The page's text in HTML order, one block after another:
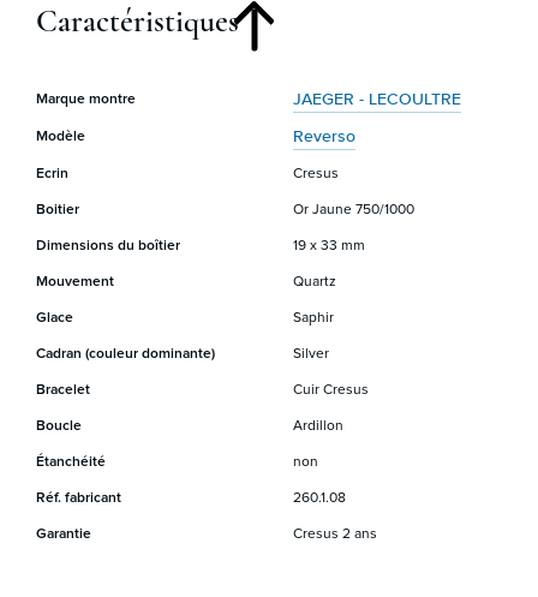
Caractéristiques
Marque montre JAEGER - LECOULTRE
Modèle Reverso
Ecrin Cresus
Boitier Or Jaune 750/1000
Dimensions du boîtier 19 x 33 mm
Mouvement Quartz
Glace Saphir
Cadran (couleur dominante) Silver
Bracelet Cuir Cresus
Boucle Ardillon
Étanchéité non
Réf. fabricant 260.1.08
Garantie Cresus 2 ans